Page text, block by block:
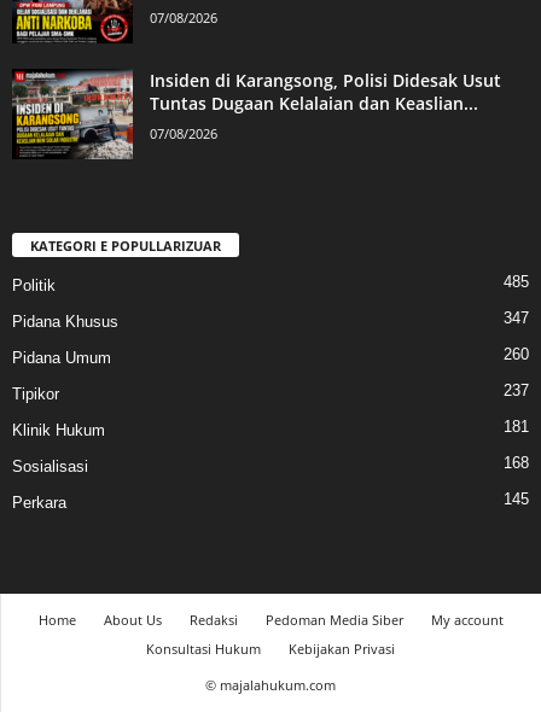
07/08/2026
Insiden di Karangsong, Polisi Didesak Usut
Tuntas Dugaan Kelalaian dan Keaslian...
07/08/2026
KATEGORI E POPULLARIZUAR
Politik 485
Pidana Khusus 347
Pidana Umum 260
Tipikor 237
Klinik Hukum 181
Sosialisasi 168
Perkara 145
Home About Us Redaksi Pedoman Media Siber
My account
Konsultasi Hukum
Kebijakan Privasi
© majalahukum.com